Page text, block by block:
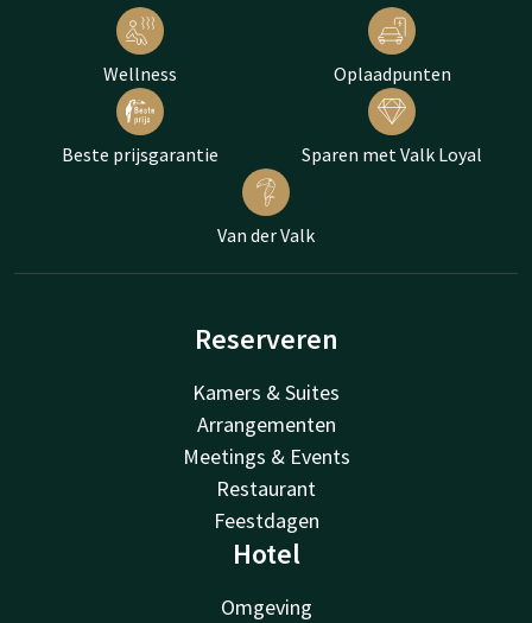
Wellness Oplaadpunten
Beste prijsgarantie Sparen met Valk Loyal
Van der Valk
Reserveren
Kamers & Suites
Arrangementen
Meetings & Events
Restaurant
Feestdagen
Hotel
Omgeving